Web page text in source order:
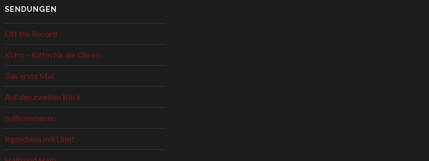
SENDUNGEN
Off the Record
KI.fm – Kiffm für die Ohren
Das erste Mal
Auf den zweiten Blick
nullkommaneu
Irgendwas mit Limit